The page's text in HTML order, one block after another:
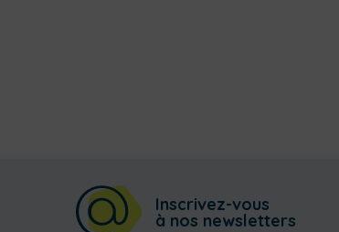
Inscrivez-vous
à nos newsletters